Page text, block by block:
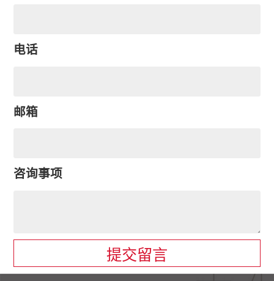
电话
邮箱
咨询事项